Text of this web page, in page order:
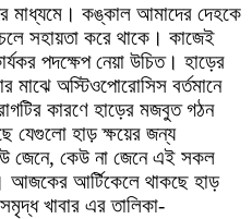
মাধ্যমে। কঙ্কাল আমাদের দেহকে
সহায়তা করে থাকে। কাজেই
পদক্ষেপ নেয়া উচিত। হাড়ের
অস্টিওপোরোসিস বর্তমানে
কারণে হাড়ের মজবুত গঠন
যেগুলো হাড় ক্ষয়ের জন্য
জেনে, কেউ না জেনে এই সকল
আজকের আর্টিকেলে থাকছে হাড়
খাবার এর তালিকা-